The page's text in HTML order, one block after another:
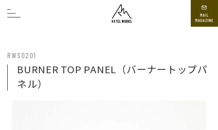
RWS0201
BURNER TOP PANEL（バーナートップパ
ネル）